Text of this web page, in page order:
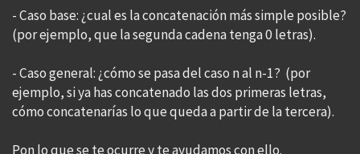
- Caso base: ¿cual es la concatenación más simple posible?
(por ejemplo, que la segunda cadena tenga 0 letras).
- Caso general: ¿cómo se pasa del caso n al n-1? (por
ejemplo, si ya has concatenado las dos primeras letras,
cómo concatenarías lo que queda a partir de la tercera).
Pon lo que se te ocurre y te ayudamos con ello.